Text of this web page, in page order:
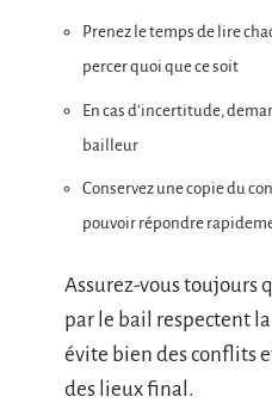
Prenez le temps de lire
percer quoi que ce soit
En cas d’incertitude,
bailleur
Conservez une copie du
pouvoir répondre
Assurez-vous toujours
par le bail respectent
évite bien des conflits
des lieux final.